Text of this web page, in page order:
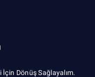
Dönüş Sağlayalım.